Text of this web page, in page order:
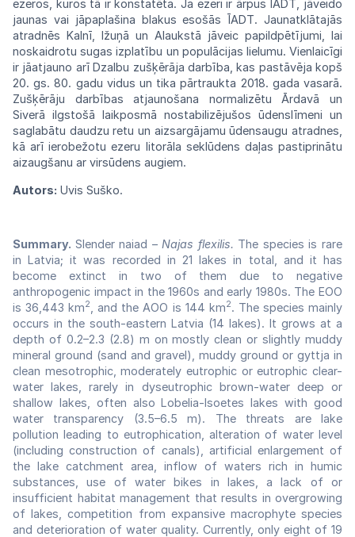
ezeros, kuros tā ir konstatēta. Ja ezeri ir ārpus ĪADT, jāveido
jaunas vai jāpaplašina blakus esošās ĪADT.Jaunatklātajās
atradnēs Kalnī, Ižuņā un Alaukstā jāveic papildpētījumi, lai
noskaidrotu sugas izplatību un populācijas lielumu. Vienlaicīgi
ir jāatjauno arī Dzalbu zušķērāja darbība, kas pastāvēja kopš
20. gs. 80. gadu vidus un tika pārtraukta 2018. gada vasarā.
Zušķērāju darbībasatjaunošana normalizētuĀrdavāun
Siverā ilgstošā laikposmā nostabilizējušos ūdenslīmeni un
saglabātu daudzu retu un aizsargājamuūdensauguatradnes,
kā arī ierobežotu ezeru
litorāla seklūdens daļas pastiprinātu
aizaugšanu ar virsūdens augiem.
Autors: Uvis Suško.
Summary. Slender naiad –Najas flexilis. The species is rare
in Latvia; it was recorded in 21 lakes in total, and it has
become extinct in two of them due to negative
anthropogenic impact in the 1960s and early 1980s. The EOO
is 36,443 km2 , and the AOO is 144 km2. The species mainly
occurs in the south-eastern Latvia (14 lakes). It grows at a
depth of 0.2–2.3 (2.8) m on mostly clean or slightly muddy
mineral ground (sand and gravel), muddy ground or gyttja in
clean mesotrophic, moderately eutrophic or eutrophic clear-
water lakes, rarely in dyseutrophic brown-water deep or
shallow lakes, often also Lobelia-Isoetes lakes with good
water transparency (3.5–6.5 m). The threats are lake
pollution leading to eutrophication, alteration of water level
(including construction of canals), artificial enlargement of
the lake catchment area, inflow of waters rich in humic
substances, use of water bikes in lakes, a lack of or
insufficient habitat management that results in overgrowing
of lakes, competition from expansive macrophyte species
and deterioration of water quality. Currently, only eight of 19